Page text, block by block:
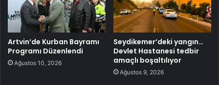
Artvin’de Kurban Bayramı
Programı Düzenlendi
Ağustos 10, 2026
Seydikemer’deki yangın…
Devlet Hastanesi tedbir
amaçlı boşaltılıyor
Ağustos 9, 2026